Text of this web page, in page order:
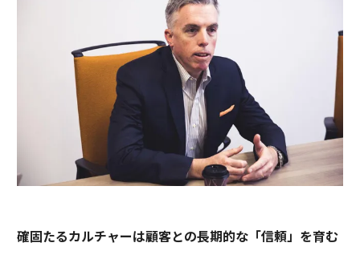
確固たるカルチャーは顧客との長期的な「信頼」を育む